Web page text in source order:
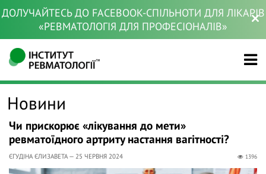
ДОЛУЧАЙТЕСЬ ДО FACEBOOK-СПІЛЬНОТИ ДЛЯ ЛІКАРІВ
«РЕВМАТОЛОГІЯ ДЛЯ ПРОФЕСІОНАЛІВ»
Новини
Чи прискорює «лікування до мети»
ревматоїдного артриту настання вагітності?
ЄГУДІНА ЄЛИЗАВЕТА — 25 ЧЕРВНЯ 2024 1396